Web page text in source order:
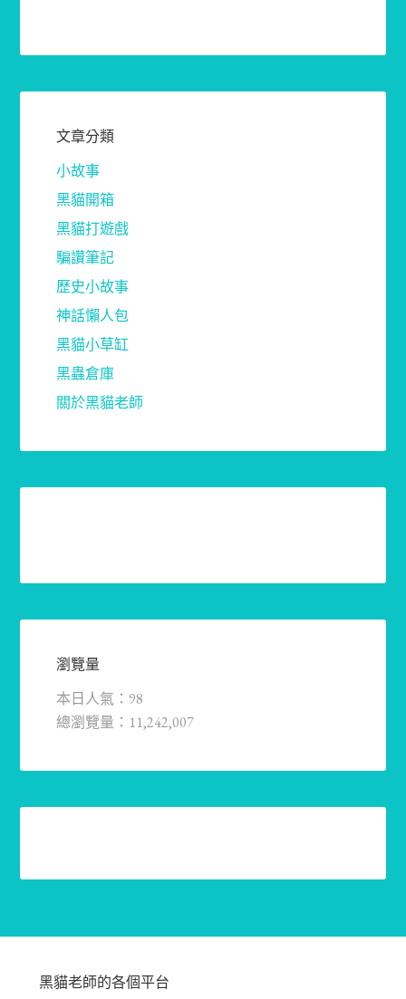
文章分類
小故事
黑貓開箱
黑貓打遊戲
騙讚筆記
歷史小故事
神話懶人包
黑貓小草缸
黑蟲倉庫
關於黑貓老師
瀏覽量
本日人氣：98
總瀏覽量：11,242,007
黑貓老師的各個平台